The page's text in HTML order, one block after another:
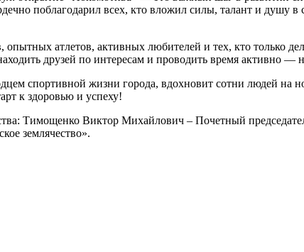
поблагодарил всех, кто вложил силы, талант и душу в
атлетов, активных любителей и тех, кто только
друзей по интересам и проводить время активно —
спортивной жизни города, вдохновит сотни людей на
к здоровью и успеху!
Тимощенко Виктор Михайлович – Почетный
землячество».